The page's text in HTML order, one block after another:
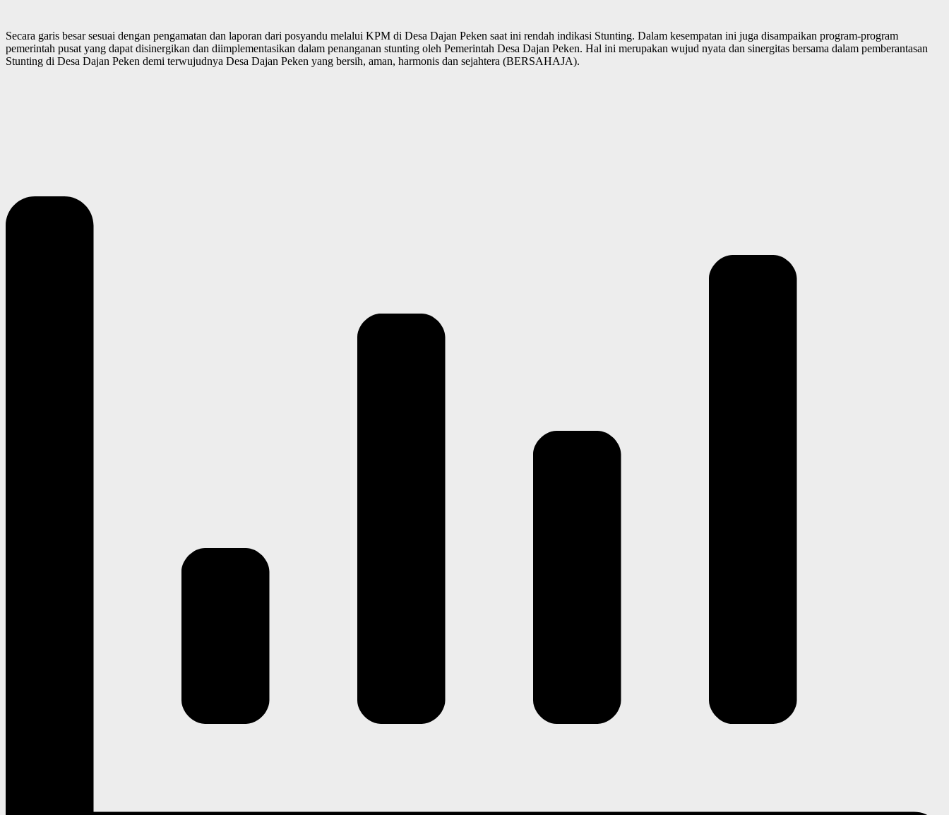
Secara garis besar sesuai dengan pengamatan dan laporan dari posyandu melalui KPM di Desa Dajan Peken saat ini rendah indikasi Stunting. Dalam kesempatan ini juga disampaikan program-program
pemerintah pusat yang dapat disinergikan dan diimplementasikan dalam penanganan stunting oleh Pemerintah Desa Dajan Peken. Hal ini merupakan wujud nyata dan sinergitas bersama dalam pemberantasan
Stunting di Desa Dajan Peken demi terwujudnya Desa Dajan Peken yang bersih, aman, harmonis dan sejahtera (BERSAHAJA).